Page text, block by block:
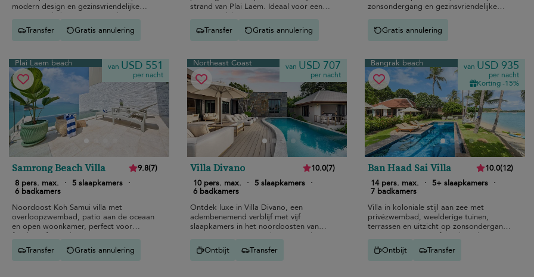
modern design en gezinsvriendelijke
ruimtes in de buurt van stranden
Transfer
Gratis annulering
strand van Plai Laem. Ideaal voor een
onvergetelijk uitje.
Transfer
Gratis annulering
zonsondergang en gezinsvriendelijke
Gratis annulering
Plai Laem beach van USD 551
per nacht
Samrong Beach Villa 9.8(7)
8 pers. max.
· 5 slaapkamers ·
6 badkamers
Noordoost Koh Samui villa met
overloopzwembad, patio aan de oceaan
en open woonkamer, perfect voor
families of vrienden.
Transfer
Gratis annulering
Northeast Coast van USD 707
per nacht
Villa Divano 10.0(7)
10 pers. max.
· 5 slaapkamers ·
6 badkamers
Ontdek luxe in Villa Divano, een
adembenemend verblijf met vijf
slaapkamers in het noordoosten van
Samui met panoramisch oceaanzicht en
eersteklas voorzieningen.
Ontbijt Transfer
Bangrak beach van USD 935
per nacht
Korting -15%
Ban Haad Sai Villa 10.0(12)
14 pers. max.
· 5+ slaapkamers ·
7 badkamers
Villa in koloniale stijl aan zee met
privézwembad, weelderige tuinen,
terrassen en uitzicht op zonsondergang
op een steenworp afstand van het
strand van Bangrak.
Ontbijt Transfer